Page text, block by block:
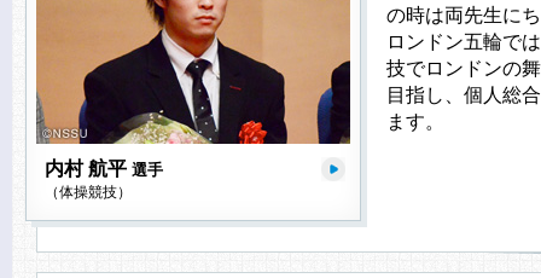
内村 航平 選手
（体操競技）
の時は両先生に
ロンドン五輪で
技でロンドンの
目指し、個人総
ます。